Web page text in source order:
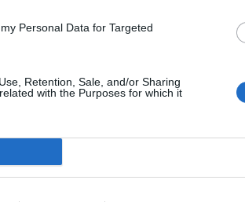
Personal Data for Targeted
Retention, Sale, and/or Sharing
with the Purposes for which it